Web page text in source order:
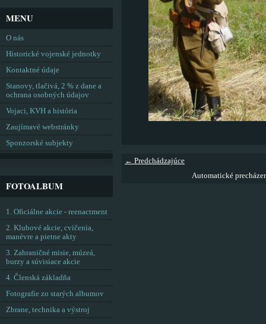
← Predchádzajúce
Automatické
MENU
O nás
Historické vojenské jednotky
Kontaktné údaje
Stanovy, tlačivá, 2 % z dane a
ochrana osobných údajov
Vojaci, KVH a história
Zaujímavé webstránky
Sponzorské subjekty
FOTOALBUM
1. Oficiálne akcie - reenactment
2. Klubové akcie, cvičenia,
manévre a pietne akty
3. Zahraničné misie, múzeá,
burzy a súvisiace akcie
4. Členská základňa
Fotografie zo starých albumov
Zbrane, technika a výstroj